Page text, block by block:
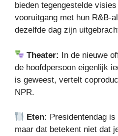
bieden tegengestelde
vooruitgang met hun R&B-
dezelfde dag zijn
Theater: In de nieuwe
de hoofdpersoon eigenlijk
is geweest, vertelt
NPR.
Eten: Presidentendag
maar dat betekent niet dat